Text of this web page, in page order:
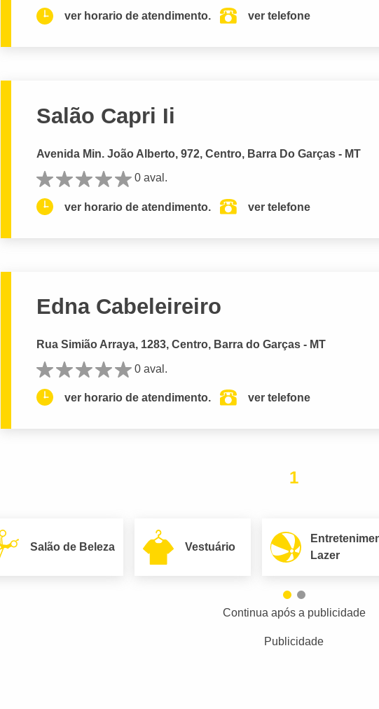
ver horario de atendimento. ver telefone
Salão Capri Ii
Avenida Min. João Alberto, 972, Centro, Barra Do Garças - MT
0 aval.
ver horario de atendimento. ver telefone
Edna Cabeleireiro
Rua Simião Arraya, 1283, Centro, Barra do Garças - MT
0 aval.
ver horario de atendimento. ver telefone
1
Salão de Beleza Vestuário
Lazer
Continua após a publicidade
Publicidade